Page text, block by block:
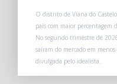
O distrito de Viana do
país com maior percentagem
No segundo trimestre de
saíram do mercado em
divulgada pelo idealista.